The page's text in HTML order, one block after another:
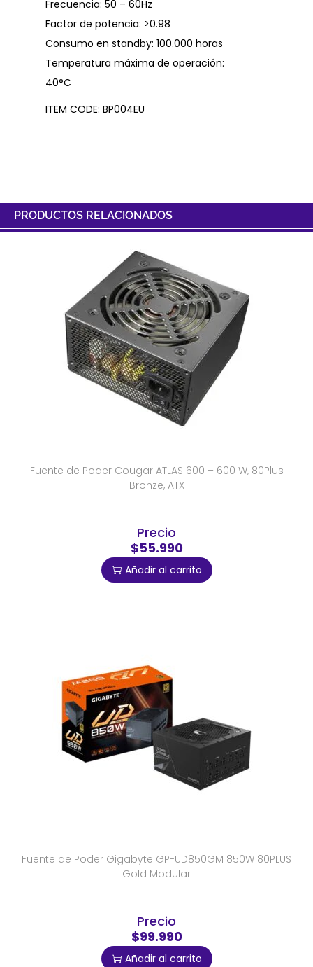
Frecuencia: 50 – 60Hz
Factor de potencia: >0.98
Consumo en standby: 100.000 horas
Temperatura máxima de operación:
40°C
ITEM CODE: BP004EU
PRODUCTOS RELACIONADOS
Fuente de Poder Cougar ATLAS 600 – 600 W, 80Plus
Bronze, ATX
Precio
$55.990
Añadir al carrito
Fuente de Poder Gigabyte GP-UD850GM 850W 80PLUS
Gold Modular
Precio
$99.990
Añadir al carrito